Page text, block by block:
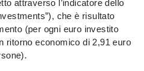
attraverso l’indicatore dello
che è risultato
(per ogni euro investito
ritorno economico di 2,91 euro